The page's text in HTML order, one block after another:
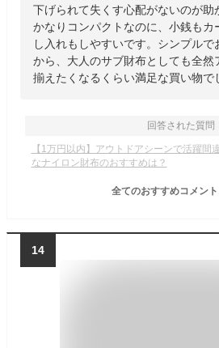
下げられて失くす心配がないのが助
かなりコンパクトなのに、小銭もカ
し入れもしやすいです。シンプル
から、大人のサブ財布としても全然
揃えたくなるくらい満足な買い物で
回答された質問
【1万円以内】アウトドアシーンで活躍間
なナイロン財布のおすすめは？
全てのおすすめコメント
14